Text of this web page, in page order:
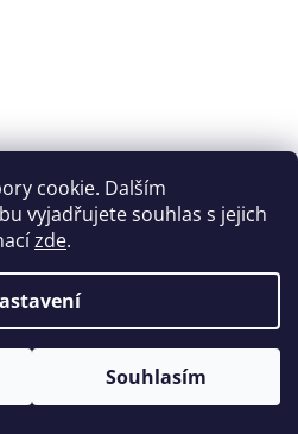
cookie. Dalším
vyjadřujete souhlas s jejich
zde.
Souhlasím
. Všechna práva